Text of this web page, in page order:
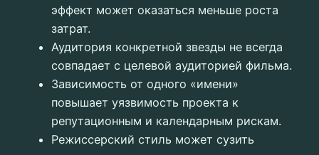
эффект может оказаться меньше роста
затрат.
Аудитория конкретной звезды не всегда
совпадает с целевой аудиторией фильма.
Зависимость от одного «имени»
повышает уязвимость проекта к
репутационным и календарным рискам.
Режиссерский стиль может сузить